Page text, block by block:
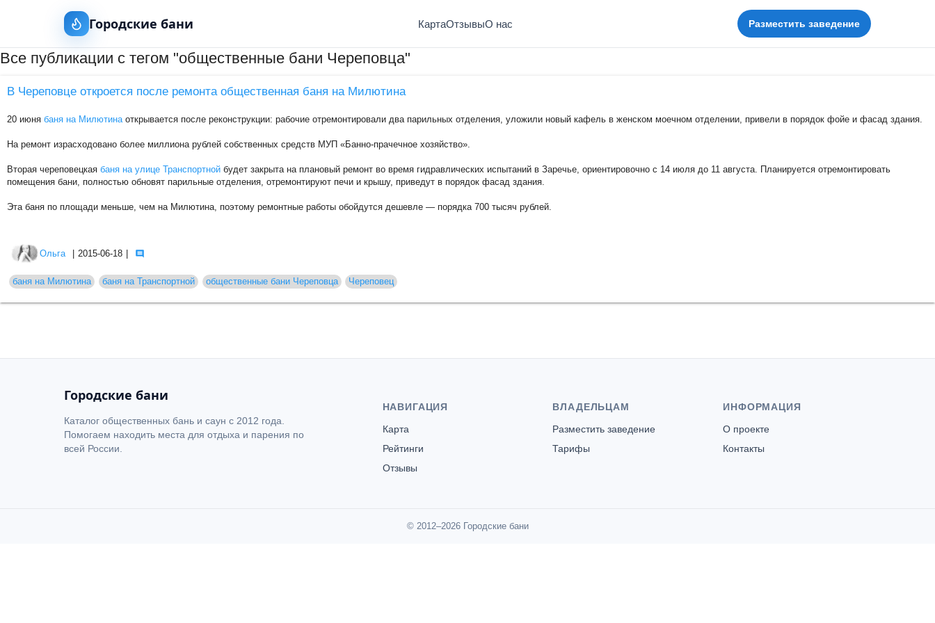
Городские бани КартаОтзывыО нас Разместить заведение
Все публикации с тегом "общественные бани Череповца"
В Череповце откроется после ремонта общественная баня на Милютина
20 июня баня на Милютинаоткрывается после реконструкции: рабочие отремонтировали два парильных отделения, уложили новый кафель в женском моечном отделении, привели в порядок фойе и фасад здания.
На ремонт израсходовано более миллиона рублей собственных средств МУП «Банно-прачечное хозяйство».
Вторая череповецкая баня на улице Транспортной будет закрыта на плановый ремонт во время гидравлических испытаний в Заречье, ориентировочно с 14 июля до 11 августа. Планируется отремонтировать
помещения бани, полностью обновят парильные отделения, отремонтируют печи и крышу, приведут в порядок фасад здания.
Эта баня по площади меньше, чем на Милютина, поэтому ремонтные работы обойдутся дешевле — порядка 700 тысяч рублей.
Ольга 2015-06-18
баня на Милютина баня на Транспортной общественные бани Череповца Череповец
Городские бани
Каталог общественных бань и саун с 2012 года.
Помогаем находить места для отдыха и парения по
всей России.
НАВИГАЦИЯ
Карта
Рейтинги
Отзывы
ВЛАДЕЛЬЦАМ
Разместить заведение
Тарифы
ИНФОРМАЦИЯ
О проекте
Контакты
© 2012–2026 Городские бани